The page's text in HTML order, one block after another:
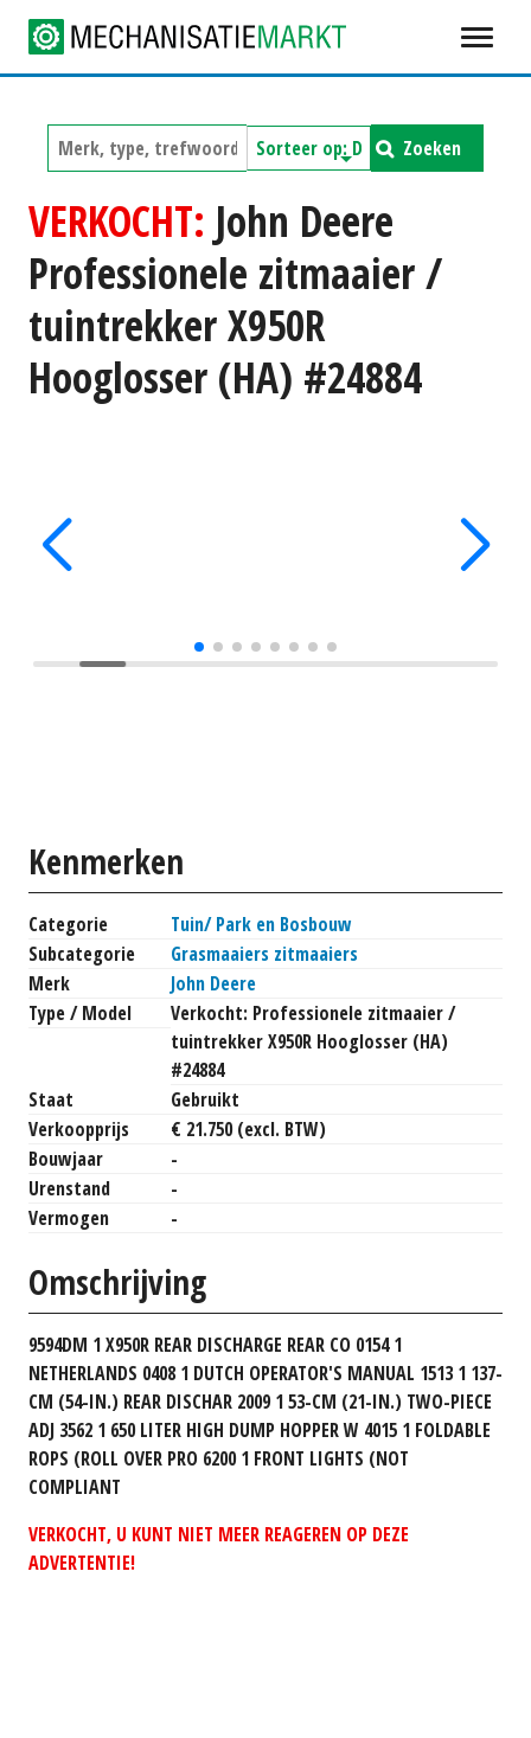
Zoeken
VERKOCHT: John Deere
Professionele zitmaaier /
tuintrekker X950R
Hooglosser (HA) #24884
Kenmerken
Categorie
Tuin/ Park en Bosbouw
Subcategorie
Grasmaaiers zitmaaiers
Merk
John Deere
Type / Model
Verkocht: Professionele zitmaaier /
tuintrekker X950R Hooglosser (HA)
#24884
Staat
Gebruikt
Verkoopprijs
€ 21.750 (excl. BTW)
Bouwjaar
-
Urenstand
-
Vermogen
-
Omschrijving
9594DM 1 X950R REAR DISCHARGE REAR CO 0154 1
NETHERLANDS 0408 1 DUTCH OPERATOR'S MANUAL 1513 1 137-
CM (54-IN.) REAR DISCHAR 2009 1 53-CM (21-IN.) TWO-PIECE
ADJ 3562 1 650 LITER HIGH DUMP HOPPER W 4015 1 FOLDABLE
ROPS (ROLL OVER PRO 6200 1 FRONT LIGHTS (NOT
COMPLIANT
VERKOCHT, U KUNT NIET MEER REAGEREN OP DEZE
ADVERTENTIE!